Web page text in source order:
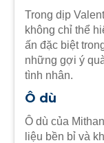
Trong dịp
không chỉ thể
ấn đặc biệt
những gợi ý
tình nhân.
Ô dù
Ô dù của
liệu bền bỉ và